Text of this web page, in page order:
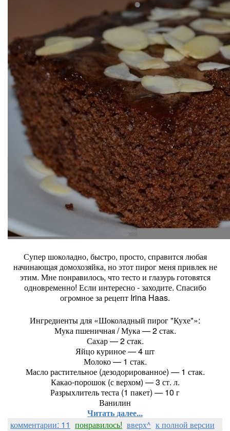
Супер шоколадно, быстро, просто, справится любая
начинающая домохозяйка, но этот пирог меня привлек не
этим. Мне понравилось, что тесто и глазурь готовятся
одновременно! Если интересно - заходите. Спасибо
огромное за рецепт Irina Haas.
Ингредиенты для «Шоколадный пирог "Кухе"»:
Мука пшеничная / Мука — 2 стак.
Сахар — 2 стак.
Яйцо куриное — 4 шт
Молоко — 1 стак.
Масло растительное (дезодорированное) — 1 стак.
Какао-порошок (с верхом) — 3 ст. л.
Разрыхлитель теста (1 пакет) — 10 г
Ванилин
Читать далее...
комментарии: 11 понравилось! вверх^ к полной версии